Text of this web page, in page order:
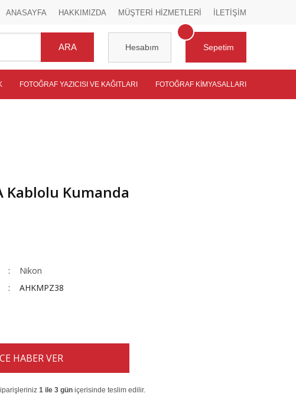
ANASAYFA HAKKIMIZDA MÜŞTERİ HİZMETLERİ İLETİŞİM
ARA Hesabım Sepetim
FOTOĞRAF YAZICISI VE KAĞITLARI FOTOĞRAF KIMYASALLARI
Kablolu Kumanda
Nikon
AHKMPZ38
HABER VER
1 ile 3 gün içerisinde teslim edilir.